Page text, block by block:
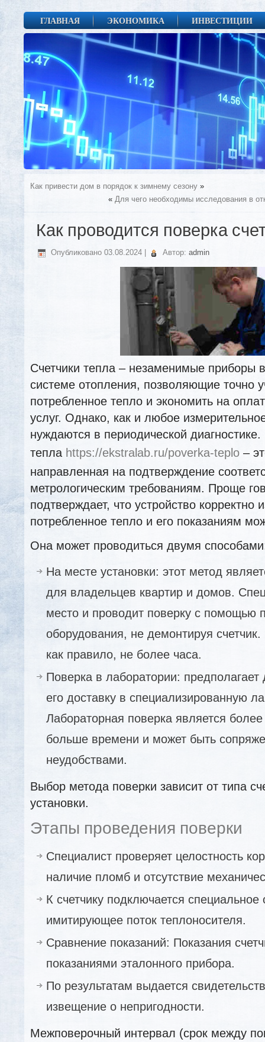
ГЛАВНАЯ ЭКОНОМИКА ИНВЕСТИЦИИ
Как привести дом в порядок к зимнему сезону »
« Для чего необходимы исследования в
Как проводится поверка
Опубликовано 03.08.2024 Автор: admin
Счетчики тепла – незаменимые приборы
системе отопления, позволяющие точно
потребленное тепло и экономить на
услуг. Однако, как и любое
нуждаются в периодической диагностике.
тепла https://ekstralab.ru/poverka-teplo –
направленная на подтверждение
метрологическим требованиям. Проще
подтверждает, что устройство корректно
потребленное тепло и его показаниям
Она может проводиться двумя
На месте установки: этот метод
для владельцев квартир и домов.
место и проводит поверку с помощью
оборудования, не демонтируя
как правило, не более часа.
Поверка в лаборатории: предполагает
его доставку в специализированную
Лабораторная поверка является
больше времени и может быть
неудобствами.
Выбор метода поверки зависит от типа
установки.
Этапы проведения поверки
Специалист проверяет целостность
наличие пломб и отсутствие
К счетчику подключается специальное
имитирующее поток теплоносителя.
Сравнение показаний: Показания
показаниями эталонного прибора.
По результатам выдается
извещение о непригодности.
Межповерочный интервал (срок между